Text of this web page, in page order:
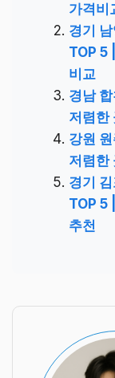
가격비
경기
TOP 5
비교
경남
저렴한
강원
저렴한
경기
TOP 5
추천